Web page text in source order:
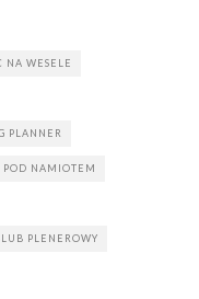
NA WESELE
PLANNER
POD NAMIOTEM
PLENEROWY